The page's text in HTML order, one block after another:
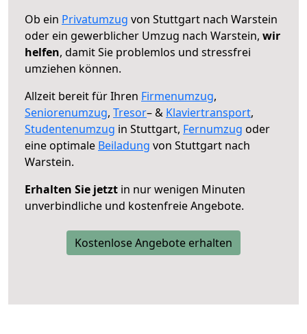
Ob ein Privatumzug von Stuttgart nach Warstein
oder ein gewerblicher Umzug nach Warstein, wir
helfen, damit Sie problemlos und stressfrei
umziehen können.
Allzeit bereit für Ihren Firmenumzug,
Seniorenumzug, Tresor– & Klaviertransport,
Studentenumzug in Stuttgart, Fernumzug oder
eine optimale Beiladung von Stuttgart nach
Warstein.
Erhalten Sie jetzt in nur wenigen Minuten
unverbindliche und kostenfreie Angebote.
Kostenlose Angebote erhalten